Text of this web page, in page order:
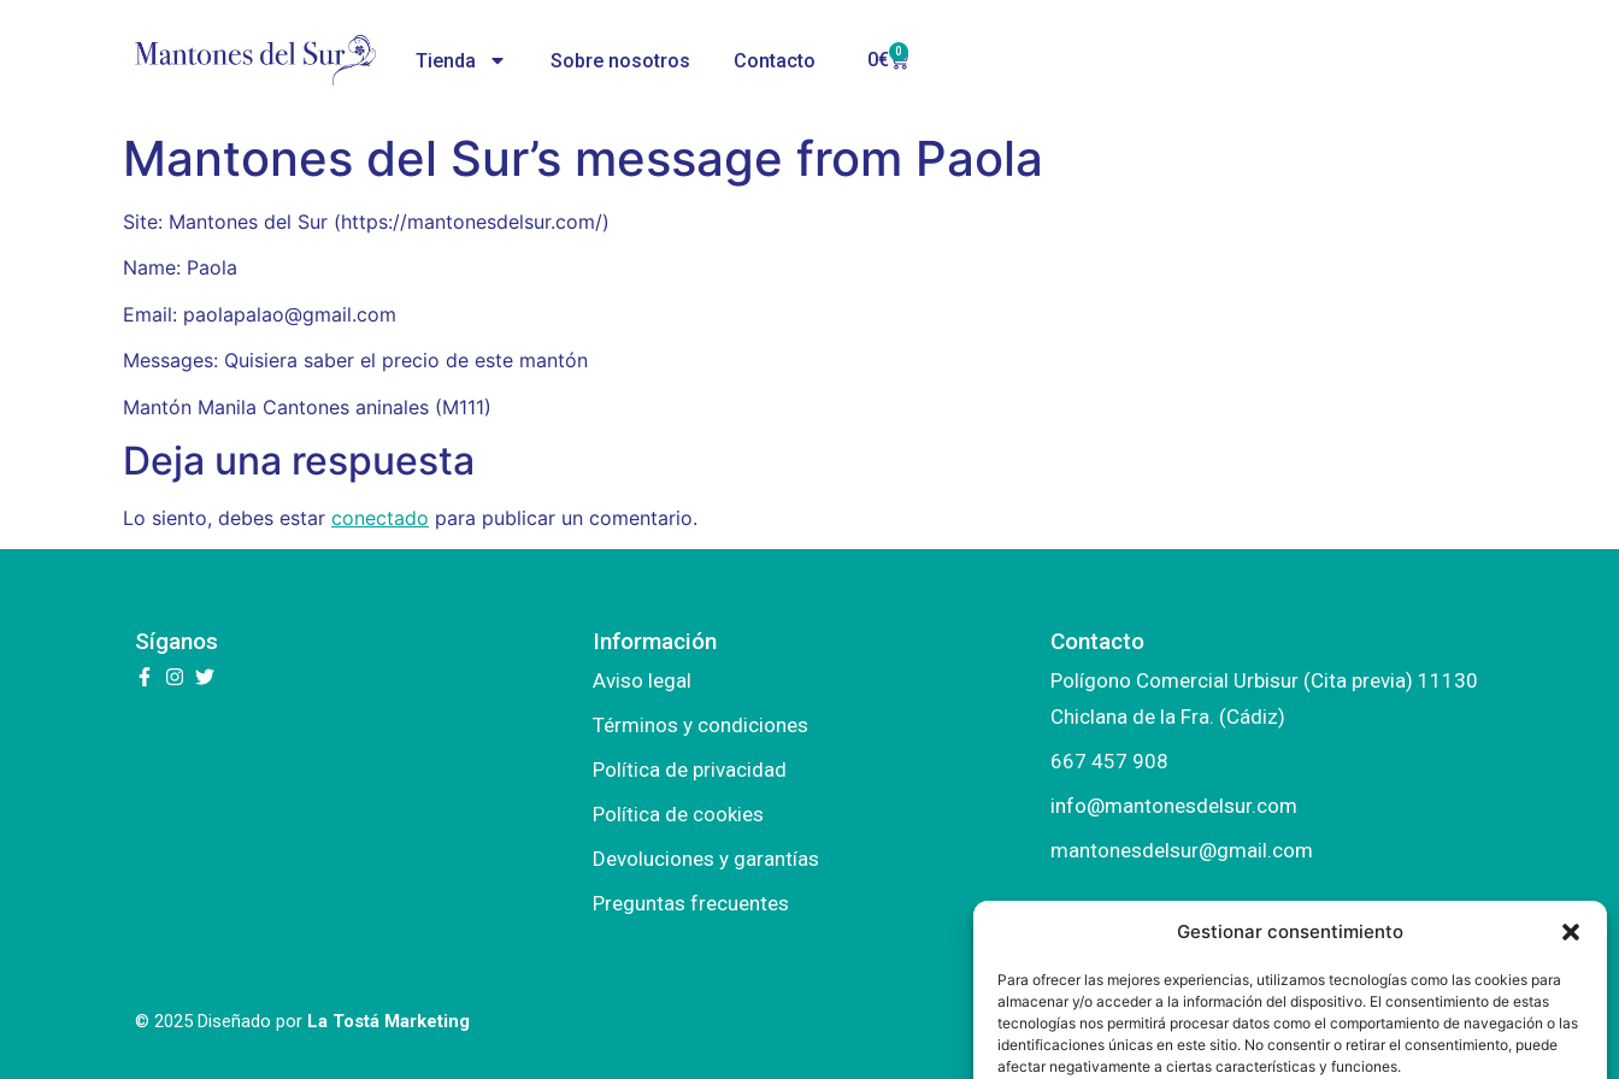
Gestionar consentimiento
Para ofrecer las mejores experiencias, utilizamos tecnologías como las cookies para
almacenar y/o acceder a la información del dispositivo. El consentimiento de estas
tecnologías nos permitirá procesar datos como el comportamiento de navegación o las
identificaciones únicas en este sitio. No consentir o retirar el consentimiento, puede
afectar negativamente a ciertas características y funciones.
Tienda Sobre nosotros Contacto 0€ 0
Mantones del Sur’s message from Paola
Site: Mantones del Sur (https://mantonesdelsur.com/)
Name: Paola
Email: paolapalao@gmail.com
Messages: Quisiera saber el precio de este mantón
Mantón Manila Cantones aninales (M111)
Deja una respuesta
Lo siento, debes estar conectado para publicar un comentario.
Síganos Información
Aviso legal
Términos y condiciones
Política de privacidad
Política de cookies
Devoluciones y garantías
Preguntas frecuentes
Contacto
Polígono Comercial Urbisur (Cita previa) 11130
Chiclana de la Fra. (Cádiz)
667 457 908
info@mantonesdelsur.com
mantonesdelsur@gmail.com
© 2025 Diseñado por La Tostá Marketing